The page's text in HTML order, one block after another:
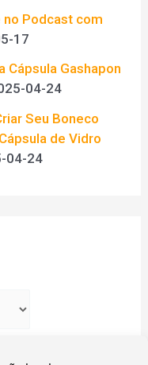
no Podcast com
17
Cápsula Gashapon
04-24
Seu Boneco
de Vidro
04-24